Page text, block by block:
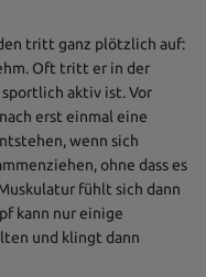
tritt ganz plötzlich auf:
Oft tritt er in der
sportlich aktiv ist. Vor
erst einmal eine
wenn sich
ohne dass es
fühlt sich dann
kann nur einige
und klingt dann